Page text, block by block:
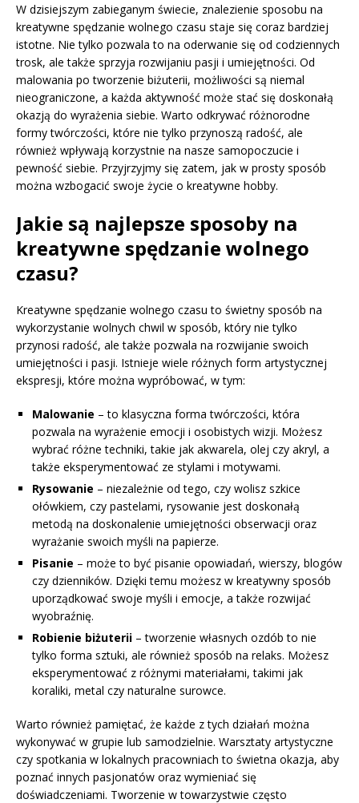
W dzisiejszym zabieganym świecie, znalezienie sposobu na
kreatywne spędzanie wolnego czasu staje się coraz bardziej
istotne. Nie tylko pozwala to na oderwanie się od codziennych
trosk, ale także sprzyja rozwijaniu pasji i umiejętności. Od
malowania po tworzenie biżuterii, możliwości są niemal
nieograniczone, a każda aktywność może stać się doskonałą
okazją do wyrażenia siebie. Warto odkrywać różnorodne
formy twórczości, które nie tylko przynoszą radość, ale
również wpływają korzystnie na nasze samopoczucie i
pewność siebie. Przyjrzyjmy się zatem, jak w prosty sposób
można wzbogacić swoje życie o kreatywne hobby.
Jakie są najlepsze sposoby na
kreatywne spędzanie wolnego
czasu?
Kreatywne spędzanie wolnego czasu to świetny sposób na
wykorzystanie wolnych chwil w sposób, który nie tylko
przynosi radość, ale także pozwala na rozwijanie swoich
umiejętności i pasji. Istnieje wiele różnych form artystycznej
ekspresji, które można wypróbować, w tym:
Malowanie – to klasyczna forma twórczości, która
pozwala na wyrażenie emocji i osobistych wizji. Możesz
wybrać różne techniki, takie jak akwarela, olej czy akryl, a
także eksperymentować ze stylami i motywami.
Rysowanie – niezależnie od tego, czy wolisz szkice
ołówkiem, czy pastelami, rysowanie jest doskonałą
metodą na doskonalenie umiejętności obserwacji oraz
wyrażanie swoich myśli na papierze.
Pisanie – może to być pisanie opowiadań, wierszy, blogów
czy dzienników. Dzięki temu możesz w kreatywny sposób
uporządkować swoje myśli i emocje, a także rozwijać
wyobraźnię.
Robienie biżuterii – tworzenie własnych ozdób to nie
tylko forma sztuki, ale również sposób na relaks. Możesz
eksperymentować z różnymi materiałami, takimi jak
koraliki, metal czy naturalne surowce.
Warto również pamiętać, że każde z tych działań można
wykonywać w grupie lub samodzielnie. Warsztaty artystyczne
czy spotkania w lokalnych pracowniach to świetna okazja, aby
poznać innych pasjonatów oraz wymieniać się
doświadczeniami. Tworzenie w towarzystwie często